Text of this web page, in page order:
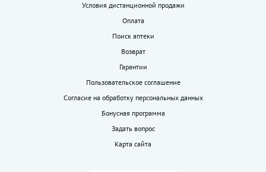
Условия дистанционной продажи
Оплата
Поиск аптеки
Возврат
Гарантии
Пользовательское соглашение
Согласие на обработку персональных данных
Бонусная программа
Задать вопрос
Карта сайта